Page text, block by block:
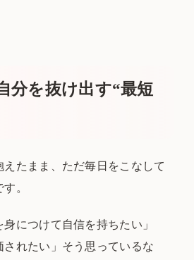
分を抜け出す“最短
たまま、 ただ毎日をこなして
。
身につけて自信を持ちたい」
れたい」 そう思っているな